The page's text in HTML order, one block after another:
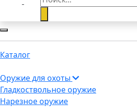
Каталог
Оружие для охоты
Гладкоствольное оружие
Нарезное оружие